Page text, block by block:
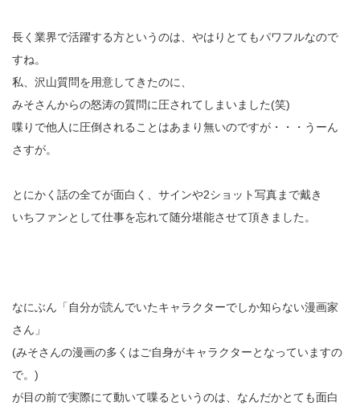
長く業界で活躍する方というのは、やはりとてもパワフルなので
すね。
私、沢山質問を用意してきたのに、
みそさんからの怒涛の質問に圧されてしまいました(笑)
喋りで他人に圧倒されることはあまり無いのですが・・・うーん
さすが。
とにかく話の全てが面白く、サインや2ショット写真まで戴き
いちファンとして仕事を忘れて随分堪能させて頂きました。
なにぶん「自分が読んでいたキャラクターでしか知らない漫画家
さん」
(みそさんの漫画の多くはご自身がキャラクターとなっていますの
で。)
が目の前で実際にて動いて喋るというのは、なんだかとても面白